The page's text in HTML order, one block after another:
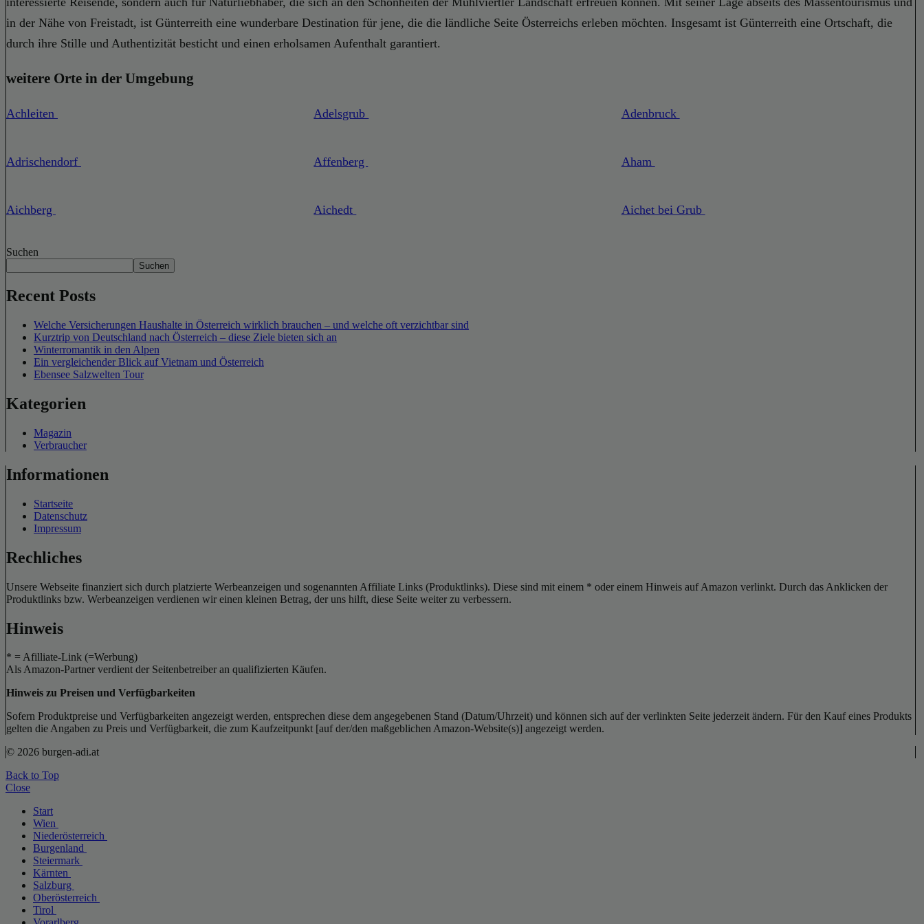
in der Nähe von Freistadt, ist Günterreith eine wunderbare Destination für jene, die die ländliche Seite Österreichs erleben möchten. Insgesamt ist Günterreith eine Ortschaft, die
durch ihre Stille und Authentizität besticht und einen erholsamen Aufenthalt garantiert.
weitere Orte in der Umgebung
Achleiten Adelsgrub Adenbruck
Adrischendorf Affenberg Aham
Aichberg Aichedt Aichet bei Grub
Suchen
Suchen
Recent Posts
Welche Versicherungen Haushalte in Österreich wirklich brauchen – und welche oft verzichtbar sind
Kurztrip von Deutschland nach Österreich – diese Ziele bieten sich an
Winterromantik in den Alpen
Ein vergleichender Blick auf Vietnam und Österreich
Ebensee Salzwelten Tour
Kategorien
Magazin
Verbraucher
Informationen
Startseite
Datenschutz
Impressum
Rechliches
Unsere Webseite finanziert sich durch platzierte Werbeanzeigen und sogenannten Affiliate Links (Produktlinks). Diese sind mit einem * oder einem Hinweis auf Amazon verlinkt. Durch das Anklicken der
Produktlinks bzw. Werbeanzeigen verdienen wir einen kleinen Betrag, der uns hilft, diese Seite weiter zu verbessern.
Hinweis
* = Afilliate-Link (=Werbung)
Als Amazon-Partner verdient der Seitenbetreiber an qualifizierten Käufen.
Hinweis zu Preisen und Verfügbarkeiten
Sofern Produktpreise und Verfügbarkeiten angezeigt werden, entsprechen diese dem angegebenen Stand (Datum/Uhrzeit) und können sich auf der verlinkten Seite jederzeit ändern. Für den Kauf eines Produkts
gelten die Angaben zu Preis und Verfügbarkeit, die zum Kaufzeitpunkt [auf der/den maßgeblichen Amazon-Website(s)] angezeigt werden.
© 2026 burgen-adi.at
Back to Top
Close
Start
Wien
Niederösterreich
Burgenland
Steiermark
Kärnten
Salzburg
Oberösterreich
Tirol